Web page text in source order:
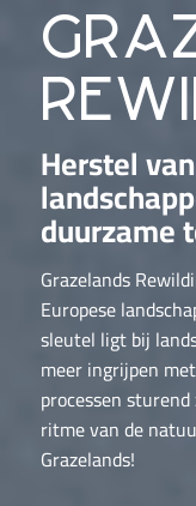
Herstel
duurzame
Grazelands
Europese
sleutel ligt bij
meer ingrijpen
processen
ritme van de
Grazelands!